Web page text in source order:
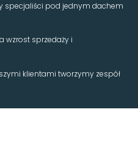
specjaliści pod jednym dachem
wzrost sprzedaży i
klientami tworzymy zespół